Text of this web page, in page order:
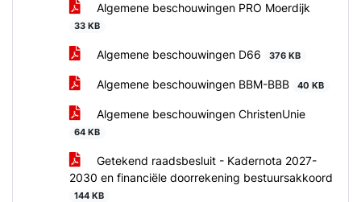
Algemene beschouwingen PRO Moerdijk
33 KB
Algemene beschouwingen D66 376 KB
Algemene beschouwingen BBM-BBB 40 KB
Algemene beschouwingen ChristenUnie
64 KB
Getekend raadsbesluit - Kadernota 2027-
2030 en financiële doorrekening bestuursakkoord
144 KB